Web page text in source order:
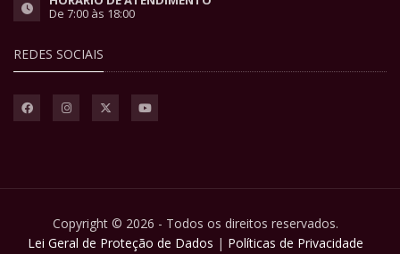
De 7:00 às 18:00
REDES SOCIAIS
Copyright © 2026 - Todos os direitos reservados.
Lei Geral de Proteção de Dados | Políticas de Privacidade